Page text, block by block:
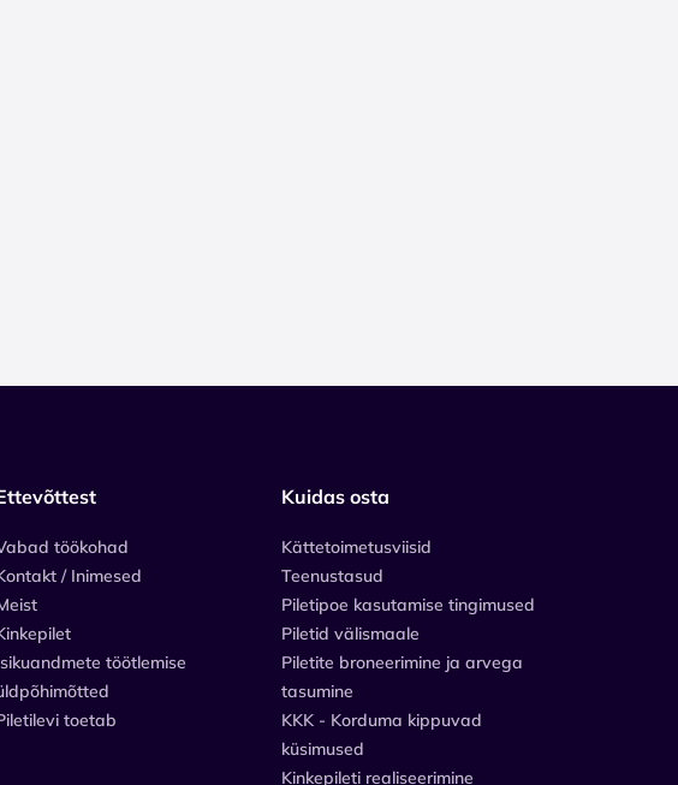
töökohad
/ Inimesed
töötlemise
toetab
Kuidas osta
Kättetoimetusviisid
Teenustasud
Piletipoe kasutamise tingimused
Piletid välismaale
Piletite broneerimine ja arvega
tasumine
KKK - Korduma kippuvad
küsimused
Kinkepileti realiseerimine